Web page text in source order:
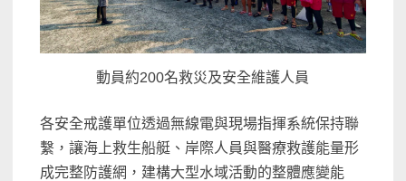
動員約200名救災及安全維護人員
各安全戒護單位透過無線電與現場指揮系統保持聯
繫，讓海上救生船艇、岸際人員與醫療救護能量形
成完整防護網，建構大型水域活動的整體應變能